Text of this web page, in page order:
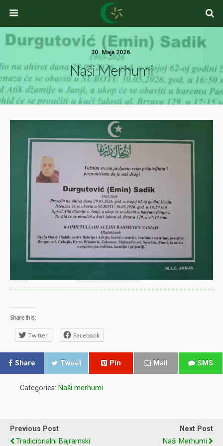
30. Maja 2026.
Naši Merhumi
Share this:
Twitter Facebook
Share Tweet Pin Mail SMS
Categories: Naši merhumi
Previous Post
Tradicionalni Bajramski
Next Post
Naši Merhumi